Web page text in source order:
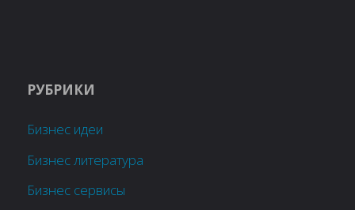
РУБРИКИ
Бизнес идеи
Бизнес литература
Бизнес сервисы